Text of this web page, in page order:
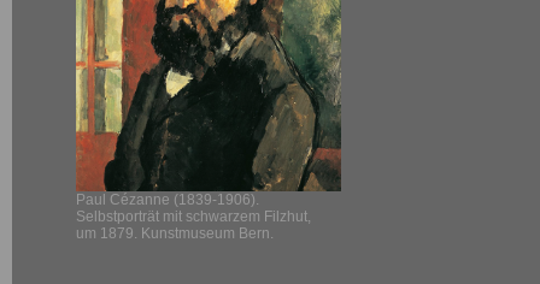
Paul Cézanne (1839-1906).
Selbstporträt mit schwarzem Filzhut,
um 1879. Kunstmuseum Bern.